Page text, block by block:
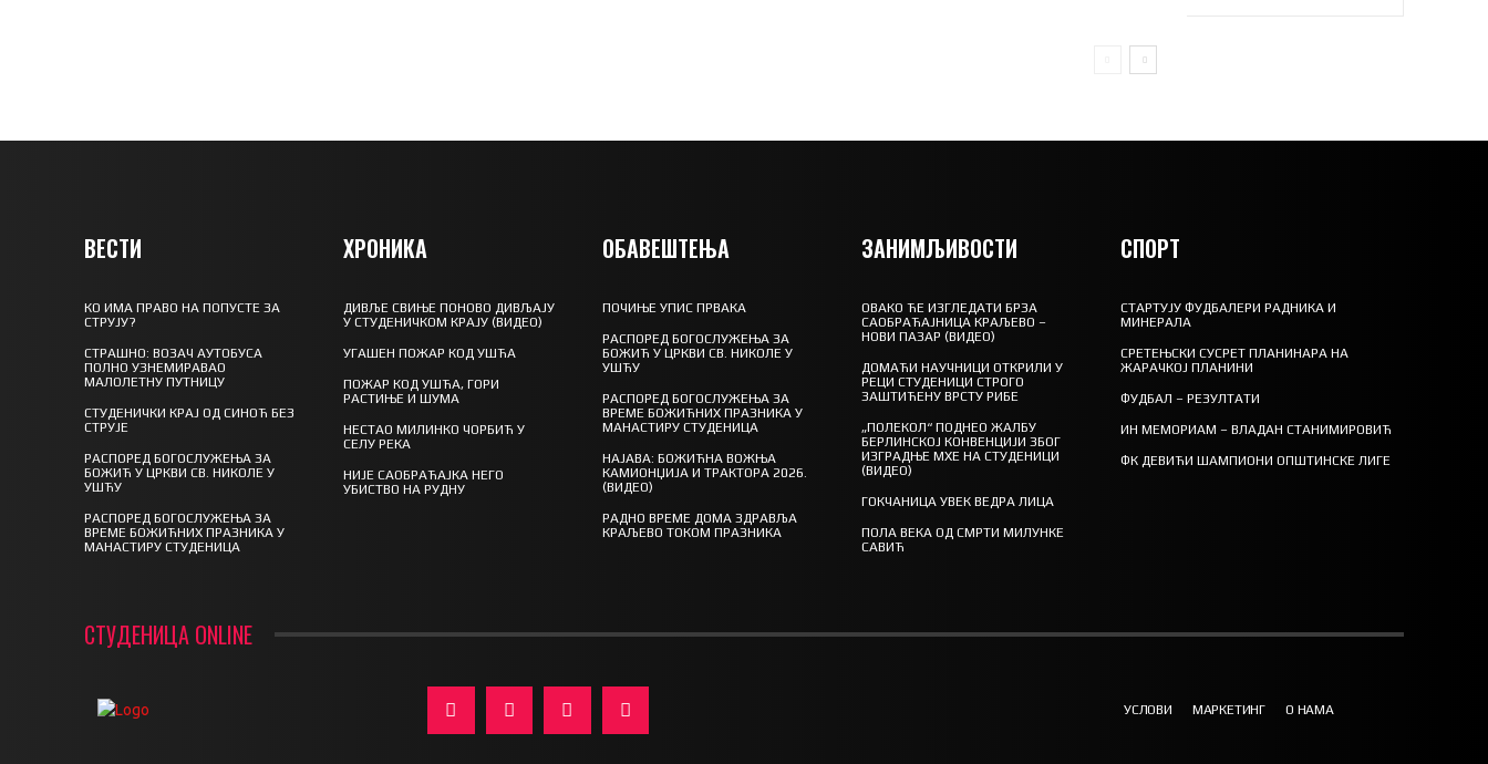
ВЕСТИ
КО ИМА ПРАВО НА ПОПУСТЕ ЗА
СТРУЈУ?
СТРАШНО: ВОЗАЧ АУТОБУСА
ПОЛНО УЗНЕМИРАВАО
МАЛОЛЕТНУ ПУТНИЦУ
СТУДЕНИЧКИ КРАЈ ОД СИНОЋ БЕЗ
СТРУЈЕ
РАСПОРЕД БОГОСЛУЖЕЊА ЗА
БОЖИЋ У ЦРКВИ СВ. НИКОЛЕ У
УШЋУ
РАСПОРЕД БОГОСЛУЖЕЊА ЗА
ВРЕМЕ БОЖИЋНИХ ПРАЗНИКА У
МАНАСТИРУ СТУДЕНИЦА
ХРОНИКА
ДИВЉЕ СВИЊЕ ПОНОВО ДИВЉАЈУ
У СТУДЕНИЧКОМ КРАЈУ (ВИДЕО)
УГАШЕН ПОЖАР КОД УШЋА
ПОЖАР КОД УШЋА, ГОРИ
РАСТИЊЕ И ШУМА
НЕСТАО МИЛИНКО ЧОРБИЋ У
СЕЛУ РЕКА
НИЈЕ САОБРАЋАЈКА НЕГО
УБИСТВО НА РУДНУ
ОБАВЕШТЕЊА
ПОЧИЊЕ УПИС ПРВАКА
РАСПОРЕД БОГОСЛУЖЕЊА ЗА
БОЖИЋ У ЦРКВИ СВ. НИКОЛЕ У
УШЋУ
РАСПОРЕД БОГОСЛУЖЕЊА ЗА
ВРЕМЕ БОЖИЋНИХ ПРАЗНИКА У
МАНАСТИРУ СТУДЕНИЦА
НАЈАВА: БОЖИЋНА ВОЖЊА
КАМИОНЏИЈА И ТРАКТОРА 2026.
(ВИДЕО)
РАДНО ВРЕМЕ ДОМА ЗДРАВЉА
КРАЉЕВО ТОКОМ ПРАЗНИКА
ЗАНИМЉИВОСТИ
ОВАКО ЋЕ ИЗГЛЕДАТИ БРЗА
САОБРАЋАЈНИЦА КРАЉЕВО –
НОВИ ПАЗАР (ВИДЕО)
ДОМАЋИ НАУЧНИЦИ ОТКРИЛИ У
РЕЦИ СТУДЕНИЦИ СТРОГО
ЗАШТИЋЕНУ ВРСТУ РИБЕ
„ПОЛЕКОЛ“ ПОДНЕО ЖАЛБУ
БЕРЛИНСКОЈ КОНВЕНЦИЈИ ЗБОГ
ИЗГРАДЊЕ МХЕ НА СТУДЕНИЦИ
(ВИДЕО)
ГОКЧАНИЦА УВЕК ВЕДРА ЛИЦА
ПОЛА ВЕКА ОД СМРТИ МИЛУНКЕ
САВИЋ
СПОРТ
СТАРТУЈУ ФУДБАЛЕРИ РАДНИКА И
МИНЕРАЛА
СРЕТЕЊСКИ СУСРЕТ ПЛАНИНАРА НА
ЖАРАЧКОЈ ПЛАНИНИ
ФУДБАЛ – РЕЗУЛТАТИ
ИН МЕМОРИАМ – ВЛАДАН СТАНИМИРОВИЋ
ФК ДЕВИЋИ ШАМПИОНИ ОПШТИНСКЕ ЛИГЕ
СТУДЕНИЦА ONLINE
УСЛОВИ МАРКЕТИНГ О НАМА